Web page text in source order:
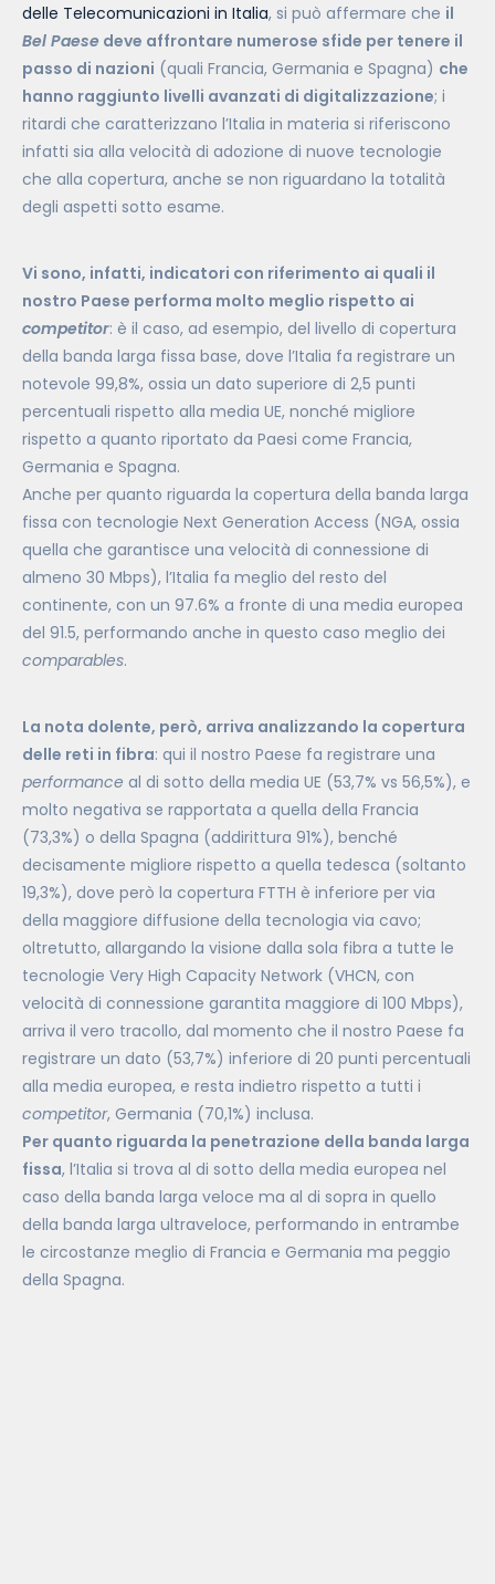
delle Telecomunicazioni in Italia, si può affermare che il
Bel Paese deve affrontare numerose sfide per tenere il
passo di nazioni (quali Francia, Germania e Spagna) che
hanno raggiunto livelli avanzati di digitalizzazione; i
ritardi che caratterizzano l’Italia in materia si riferiscono
infatti sia alla velocità di adozione di nuove tecnologie
che alla copertura, anche se non riguardano la totalità
degli aspetti sotto esame.
Vi sono, infatti, indicatori con riferimento ai quali il
nostro Paese performa molto meglio rispetto ai
competitor: è il caso, ad esempio, del livello di copertura
della banda larga fissa base, dove l’Italia fa registrare un
notevole 99,8%, ossia un dato superiore di 2,5 punti
percentuali rispetto alla media UE, nonché migliore
rispetto a quanto riportato da Paesi come Francia,
Germania e Spagna.
Anche per quanto riguarda la copertura della banda larga
fissa con tecnologie Next Generation Access (NGA, ossia
quella che garantisce una velocità di connessione di
almeno 30 Mbps), l’Italia fa meglio del resto del
continente, con un 97.6% a fronte di una media europea
del 91.5, performando anche in questo caso meglio dei
comparables.
La nota dolente, però, arriva analizzando la copertura
delle reti in fibra: qui il nostro Paese fa registrare una
performance al di sotto della media UE (53,7% vs 56,5%), e
molto negativa se rapportata a quella della Francia
(73,3%) o della Spagna (addirittura 91%), benché
decisamente migliore rispetto a quella tedesca (soltanto
19,3%), dove però la copertura FTTH è inferiore per via
della maggiore diffusione della tecnologia via cavo;
oltretutto, allargando la visione dalla sola fibra a tutte le
tecnologie Very High Capacity Network (VHCN, con
velocità di connessione garantita maggiore di 100 Mbps),
arriva il vero tracollo, dal momento che il nostro Paese fa
registrare un dato (53,7%) inferiore di 20 punti percentuali
alla media europea, e resta indietro rispetto a tutti i
competitor, Germania (70,1%) inclusa.
Per quanto riguarda la penetrazione della banda larga
fissa, l’Italia si trova al di sotto della media europea nel
caso della banda larga veloce ma al di sopra in quello
della banda larga ultraveloce, performando in entrambe
le circostanze meglio di Francia e Germania ma peggio
della Spagna.